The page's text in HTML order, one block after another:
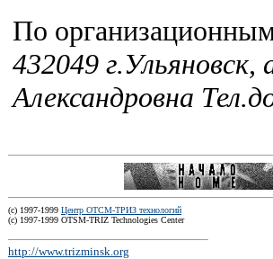
По
432049
Александровна
(c) 1997-1999 Центр ОТСМ-ТРИЗ технологий
(с) 1997-1999 OTSM-TRIZ Technologies Center
http://www.trizminsk.org